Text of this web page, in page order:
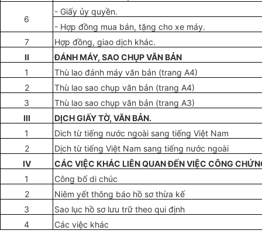
6
- Giấy ủy quyền.
- Hợp đồng mua bán, tặng cho xe máy.
7
Hợp đồng, giao dịch khác.
II
ĐÁNH MÁY, SAO CHỤP VĂN BẢN
1
Thù lao đánh máy văn bản (trang A4)
2
Thù lao sao chụp văn bản (trang A4)
3
Thù lao sao chụp văn bản (trang A3)
III
DỊCH GIẤY TỜ, VĂN BẢN.
1
Dich từ tiếng nước ngoài sang tiếng Việt Nam
2
Dịch từ tiếng Việt Nam sang tiếng nước ngoài
IV
CÁC VIỆC KHÁC LIÊN QUAN ĐẾN VIỆC CÔNG
1
Công bố di chúc
2
Niêm yết thông báo hồ sơ thừa kế
3
Sao lục hồ sơ lưu trữ theo qui định
4
Các việc khác